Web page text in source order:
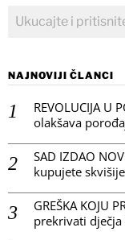
NAJNOVIJI ČLANCI
REVOLUCIJA U
olakšava
SAD IZDAO
kupujete skvišije
GREŠKA KOJU
prekrivati